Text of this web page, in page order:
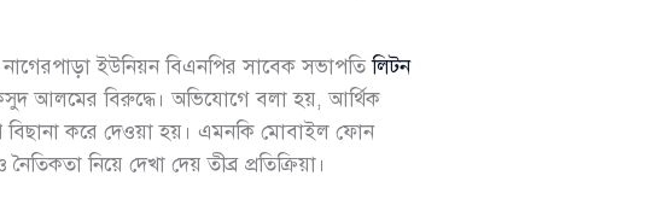
ইউনিয়ন বিএনপির সাবেক সভাপতিলিটন
আলমের বিরুদ্ধে। অভিযোগে বলা হয়, আর্থিক
বিছানা করে দেওয়া হয়। এমনকি মোবাইল ফোন
নিয়ে দেখা দেয় তীব্র প্রতিক্রিয়া।